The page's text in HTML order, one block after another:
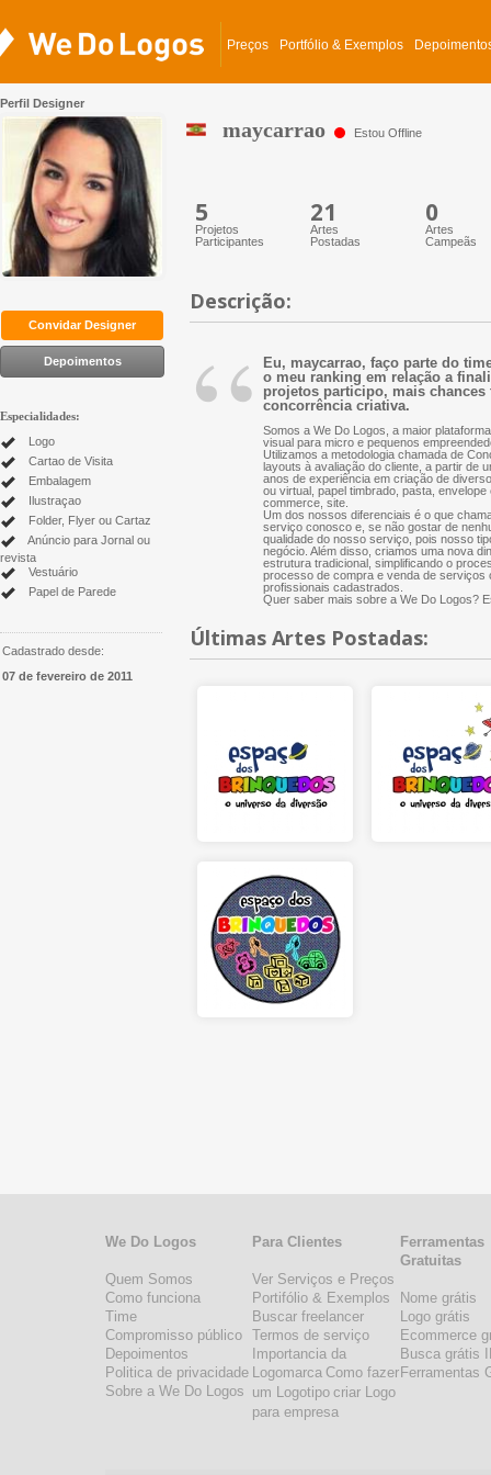
Preços Portfólio & Exemplos
Convidar Designer
Depoimentos
Especialidades:
Logo
Cartao de Visita
Embalagem
Ilustraçao
Folder, Flyer ou Cartaz
Anúncio para Jornal ou
revista
Vestuário
Papel de Parede
Cadastrado desde:
07 de fevereiro de 2011
maycarrao Estou Offline
Perfil Designer
5
Projetos
Participantes
21
Artes
Postadas
0
Artes
Campeãs
Descrição:
“
Eu, maycarrao, faço parte do
o meu ranking em relação a
projetos participo, mais
concorrência criativa.
Somos a We Do Logos, a maior
visual para micro e pequenos
Utilizamos a metodologia chamada de
layouts à avaliação do cliente, a partir de
anos de experiência em criação de
ou virtual, papel timbrado, pasta,
commerce, site.
Um dos nossos diferenciais é o que
serviço conosco e, se não gostar de
qualidade do nosso serviço, pois nosso
negócio. Além disso, criamos uma nova
estrutura tradicional, simplificando o
processo de compra e venda de serviços
profissionais cadastrados.
Quer saber mais sobre a We Do Logos?
Últimas Artes Postadas:
We Do Logos
Quem Somos
Como funciona
Time
Compromisso público
Depoimentos
Politica de privacidade
Sobre a We Do Logos
Para Clientes
Ver Serviços e Preços
Portifólio & Exemplos
Buscar freelancer
Termos de serviço
Importancia da
Logomarca Como fazer
um Logotipo criar Logo
para empresa
Ferramentas
Gratuitas
Nome grátis
Logo grátis
Ecommerce
Busca grátis
Ferramentas